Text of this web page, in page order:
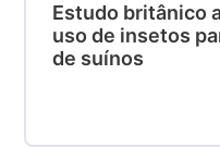
Estudo britânico
uso de insetos
de suínos